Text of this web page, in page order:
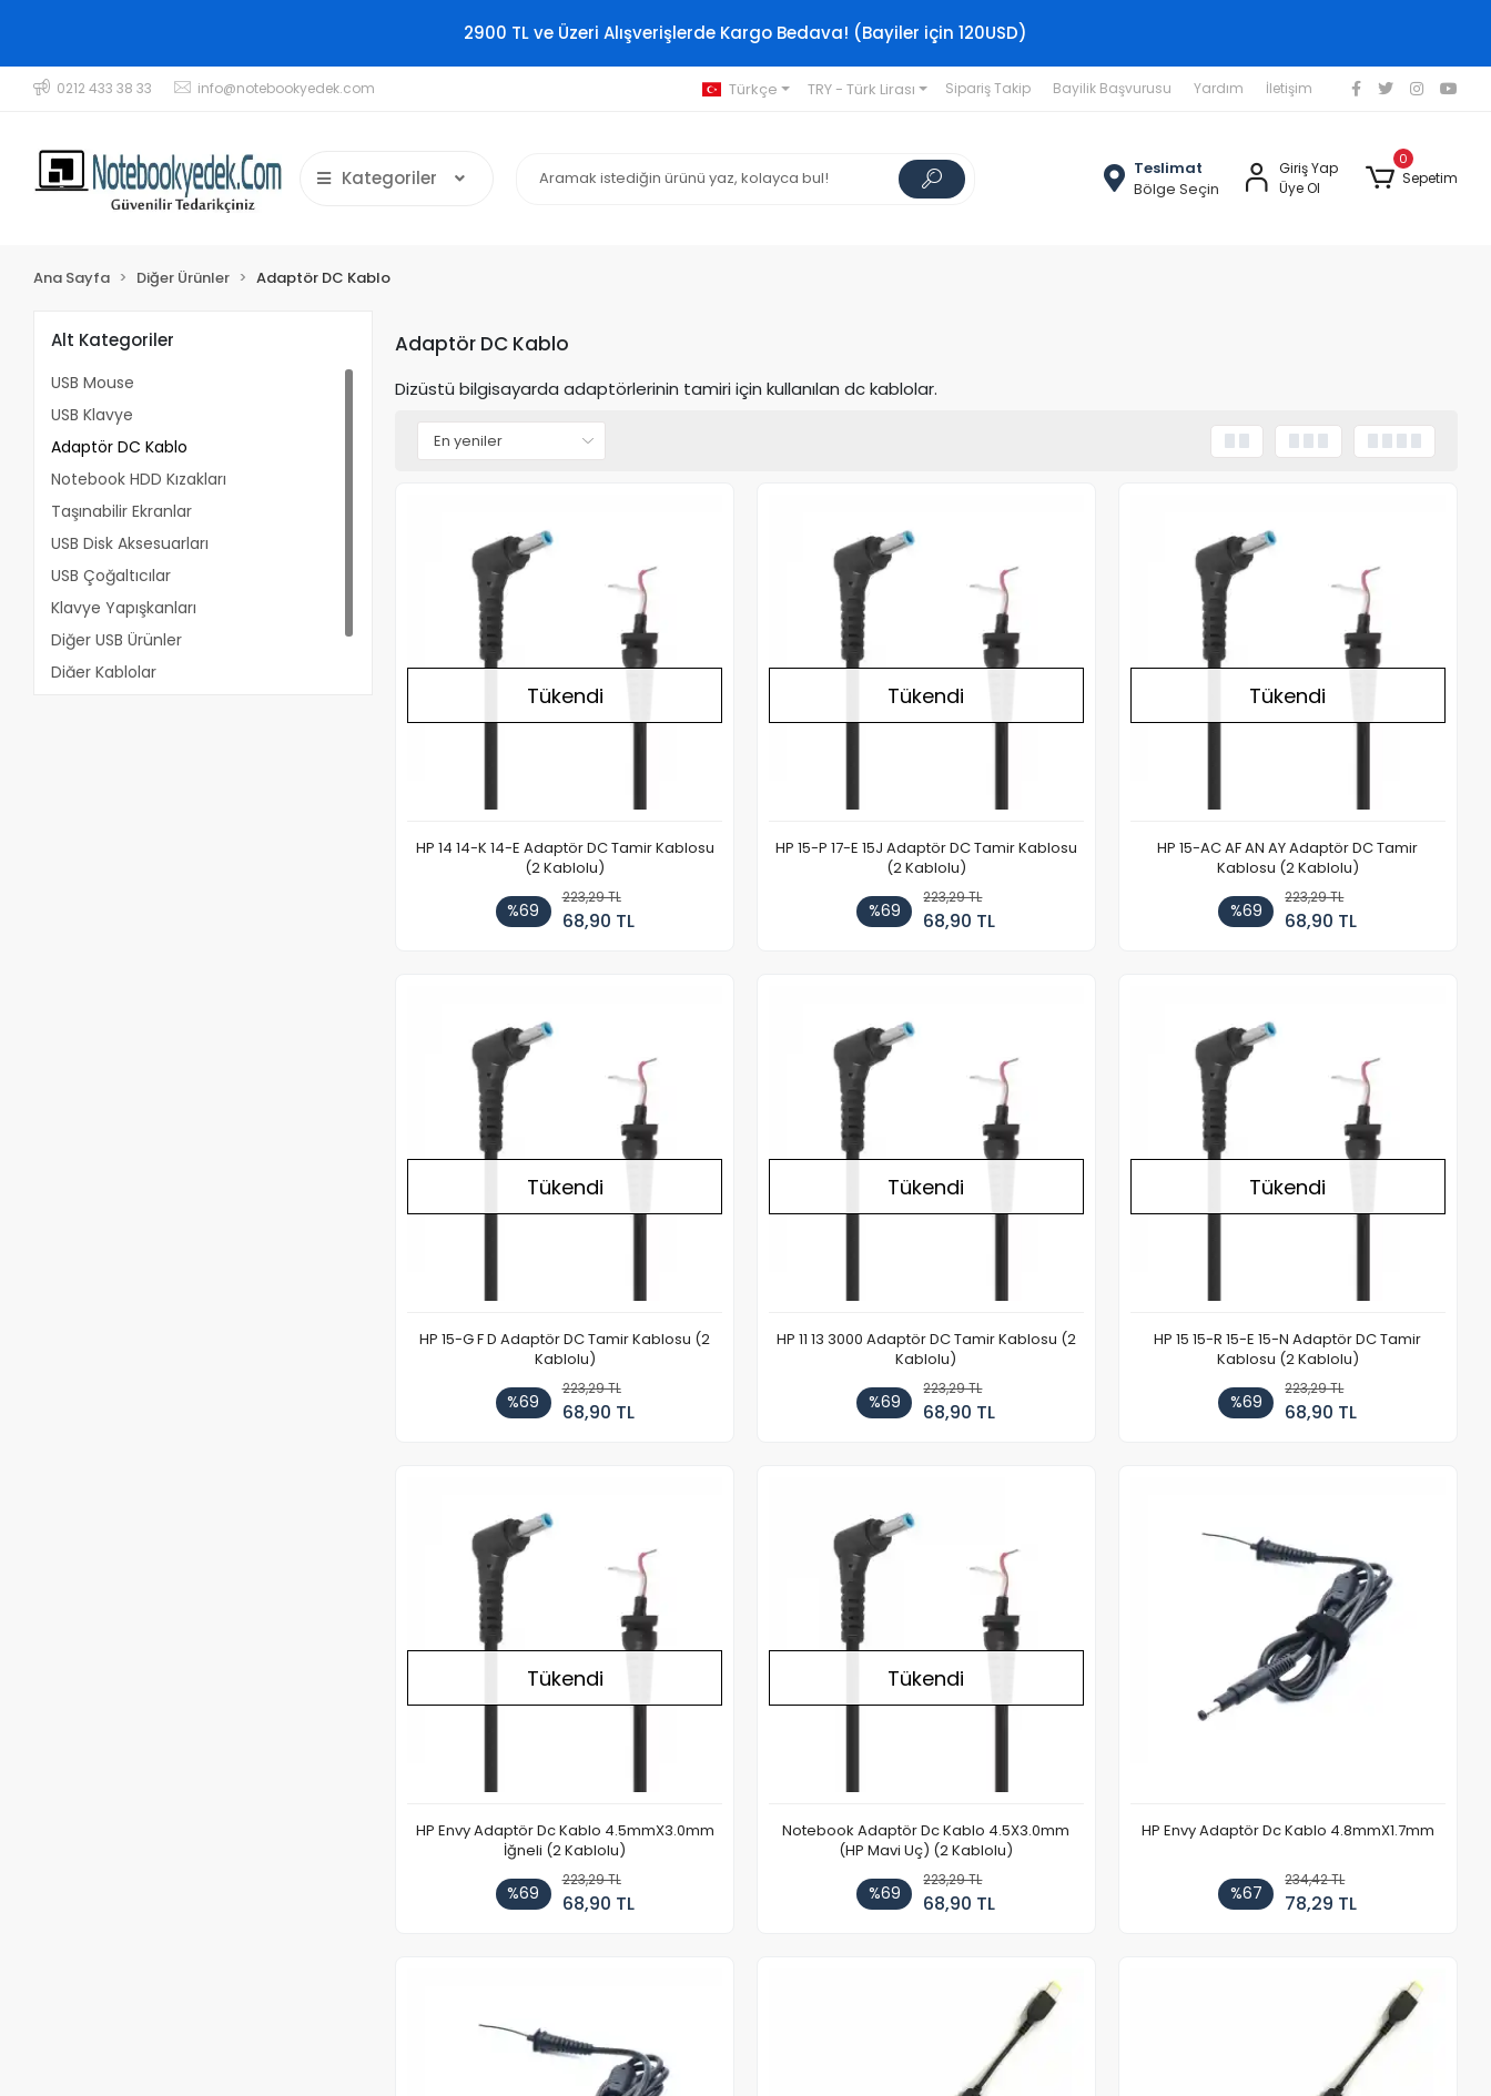
2900 TL ve Üzeri Alışverişlerde Kargo Bedava! (Bayiler için 120USD)
0212 433 38 33 info@notebookyedek.com Türkçe TRY - Türk Lirası Sipariş Takip Bayilik Başvurusu Yardım İletişim
Kategoriler
Teslimat
Bölge Seçin
Giriş Yap
Üye Ol
0
Sepetim
Ana Sayfa Diğer Ürünler Adaptör DC Kablo
Alt Kategoriler
USB Mouse
USB Klavye
Adaptör DC Kablo
Notebook HDD Kızakları
Taşınabilir Ekranlar
USB Disk Aksesuarları
USB Çoğaltıcılar
Klavye Yapışkanları
Diğer USB Ürünler
Diğer Kablolar
Adaptör DC Kablo
Dizüstü bilgisayarda adaptörlerinin tamiri için kullanılan dc kablolar.
Tükendi
HP 14 14-K 14-E Adaptör DC Tamir Kablosu
(2 Kablolu)
%69
223,29 TL
68,90 TL
Tükendi
HP 15-P 17-E 15J Adaptör DC Tamir Kablosu
(2 Kablolu)
%69
223,29 TL
68,90 TL
Tükendi
HP 15-AC AF AN AY Adaptör DC Tamir
Kablosu (2 Kablolu)
%69
223,29 TL
68,90 TL
Tükendi
HP 15-G F D Adaptör DC Tamir Kablosu (2
Kablolu)
%69
223,29 TL
68,90 TL
Tükendi
HP 11 13 3000 Adaptör DC Tamir Kablosu (2
Kablolu)
%69
223,29 TL
68,90 TL
Tükendi
HP 15 15-R 15-E 15-N Adaptör DC Tamir
Kablosu (2 Kablolu)
%69
223,29 TL
68,90 TL
Tükendi
HP Envy Adaptör Dc Kablo 4.5mmX3.0mm
İğneli (2 Kablolu)
%69
223,29 TL
68,90 TL
Tükendi
Notebook Adaptör Dc Kablo 4.5X3.0mm
(HP Mavi Uç) (2 Kablolu)
%69
223,29 TL
68,90 TL
HP Envy Adaptör Dc Kablo 4.8mmX1.7mm
%67
234,42 TL
78,29 TL